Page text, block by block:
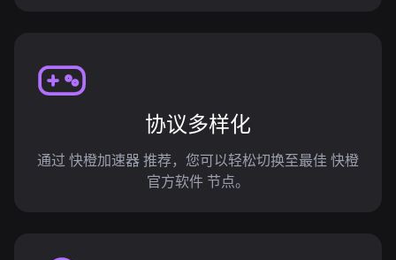
协议多样化
通过 快橙加速器 推荐，您可以轻松切换至最佳 快橙
官方软件 节点。